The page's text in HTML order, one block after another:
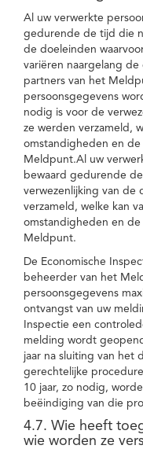
Al uw verwerkte
gedurende de tijd die
de doeleinden
variëren naargelang
partners van het
persoonsgegevens
nodig is voor de
ze werden verzameld,
omstandigheden en
Meldpunt.Al uw
bewaard gedurende
verwezenlijking van de
verzameld, welke kan
omstandigheden en
Meldpunt.
De Economische
beheerder van het
persoonsgegevens
ontvangst van uw
Inspectie een
melding wordt
jaar na sluiting van het
gerechtelijke
10 jaar, zo nodig,
beëindiging van die
4.7. Wie heeft
wie worden ze